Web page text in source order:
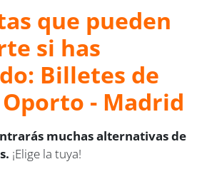
que pueden
si has
Billetes de
- Madrid
muchas alternativas de
¡Elige la tuya!